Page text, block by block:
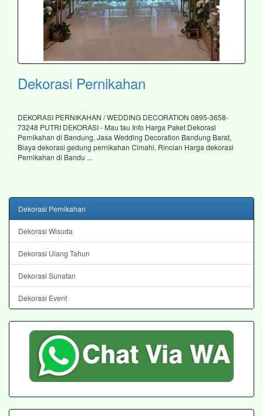
Dekorasi Pernikahan
DEKORASI PERNIKAHAN / WEDDING DECORATION 0895-3658-
73248 PUTRI DEKORASI - Mau tau Info Harga Paket Dekorasi
Pernikahan di Bandung, Jasa Wedding Decoration Bandung Barat,
Biaya dekorasi gedung pernikahan Cimahi, Rincian Harga dekorasi
Pernikahan di Bandu ...
Dekorasi Pernikahan
Dekorasi Wisuda
Dekorasi Ulang Tahun
Dekorasi Sunatan
Dekorasi Event